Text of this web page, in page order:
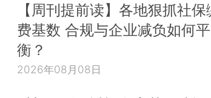
【周刊提前读】各地狠抓社保
费基数 合规与企业减负如何平
衡？
2026年08月08日